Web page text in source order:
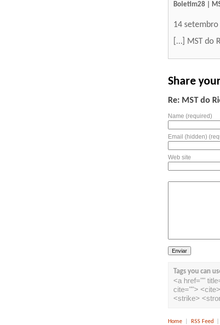
Boletim28 |
14
[…] MST do
Share
Re: MST do
Name (required)
Email (hidden)
Web site
Tags you can
<a href=""
cite="">
<strike>
Home RSS Feed